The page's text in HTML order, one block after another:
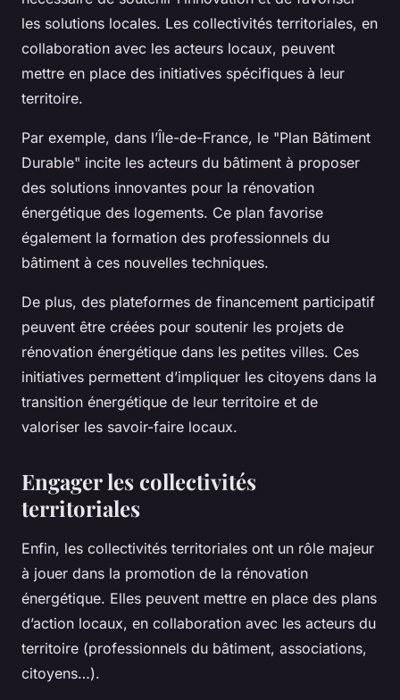
les solutions locales. Les collectivités territoriales, en
collaboration avec les acteurs locaux, peuvent
mettre en place des initiatives spécifiques à leur
territoire.
Par exemple, dans l’Île-de-France, le "Plan Bâtiment
Durable" incite les acteurs du bâtiment à proposer
des solutions innovantes pour la rénovation
énergétique des logements. Ce plan favorise
également la formation des professionnels du
bâtiment à ces nouvelles techniques.
De plus, des plateformes de financement participatif
peuvent être créées pour soutenir les projets de
rénovation énergétique dans les petites villes. Ces
initiatives permettent d’impliquer les citoyens dans la
transition énergétique de leur territoire et de
valoriser les savoir-faire locaux.
Engager les collectivités
territoriales
Enfin, les collectivités territoriales ont un rôle majeur
à jouer dans la promotion de la rénovation
énergétique. Elles peuvent mettre en place des plans
d’action locaux, en collaboration avec les acteurs du
territoire (professionnels du bâtiment, associations,
citoyens…).